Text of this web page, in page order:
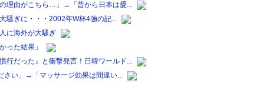
理由がこちら…」→「昔から日本は愛...
騒ぎに・・・2002年W杯4強の記...
に海外が大騒ぎ
った結果」
行だった』と衝撃発言！日韓ワールド...
さい」→「マッサージ効果は間違い...